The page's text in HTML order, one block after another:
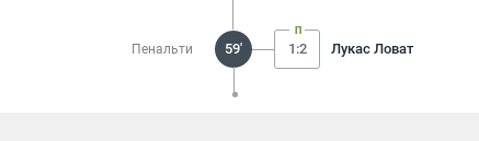
Пенальти 59' 1:2 Лукас Ловат